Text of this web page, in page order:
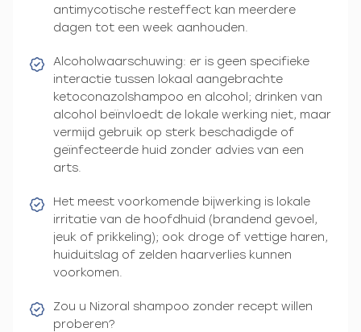
antimycotische resteffect kan meerdere
dagen tot een week aanhouden.
Alcoholwaarschuwing: er is geen specifieke
interactie tussen lokaal aangebrachte
ketoconazolshampoo en alcohol; drinken van
alcohol beïnvloedt de lokale werking niet, maar
vermijd gebruik op sterk beschadigde of
geïnfecteerde huid zonder advies van een
arts.
Het meest voorkomende bijwerking is lokale
irritatie van de hoofdhuid (brandend gevoel,
jeuk of prikkeling); ook droge of vettige haren,
huiduitslag of zelden haarverlies kunnen
voorkomen.
Zou u Nizoral shampoo zonder recept willen
proberen?